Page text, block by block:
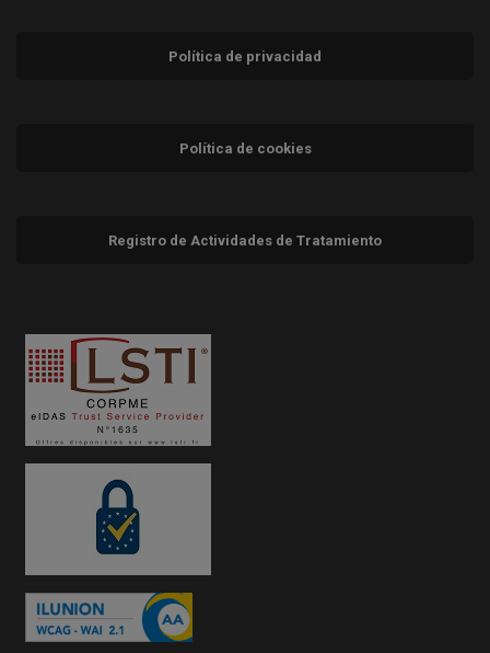
Política de privacidad
Política de cookies
Registro de Actividades de Tratamiento